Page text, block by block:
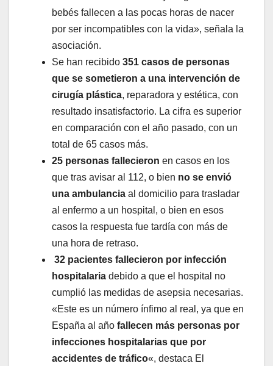
bebés fallecen a las pocas horas de nacer
por ser incompatibles con la vida», señala la
asociación.
Se han recibido 351 casos de personas
que se sometieron a una intervención de
cirugía plástica, reparadora y estética, con
resultado insatisfactorio. La cifra es superior
en comparación con el año pasado, con un
total de 65 casos más.
25 personas fallecieron en casos en los
que tras avisar al 112, o bien no se envió
una ambulancia al domicilio para trasladar
al enfermo a un hospital, o bien en esos
casos la respuesta fue tardía con más de
una hora de retraso.
32 pacientes fallecieron por infección
hospitalaria debido a que el hospital no
cumplió las medidas de asepsia necesarias.
«Este es un número ínfimo al real, ya que en
España al año fallecen más personas por
infecciones hospitalarias que por
accidentes de tráfico«, destaca El